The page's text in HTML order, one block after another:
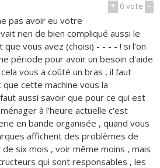
+ 0vote -
pas avoir eu votre
rien de bien compliqué aussi le
vous avez (choisi) - - - - ! si l'on
période pour avoir un besoin d'aide
vous a coûté un bras , il faut
cette machine vous la
aussi savoir que pour ce qui est
à l'heure actuelle c'est
en bande organisée , quand vous
affichent des problèmes de
six mois , voir même moins , mais
qui sont responsables , les